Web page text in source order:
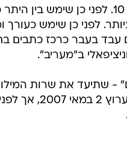
בתפקידו האחרון אסולין היה עורך "לילה כלכלי" בערוץ 10.
צפייה נמוכים ביותר. לפני כן
- שתיעד את שרות
מלחמת לבנון השנייה - שודר באולפן